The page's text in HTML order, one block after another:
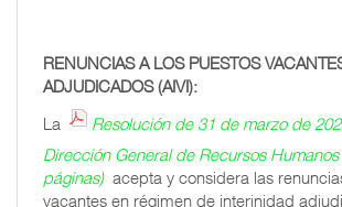
RENUNCIAS A LOS PUESTOS
ADJUDICADOS (AIVI):
La
Resolución de 31 de marzo de
Dirección General de Recursos Humanos
páginas) acepta y considera las
vacantes en régimen de interinidad